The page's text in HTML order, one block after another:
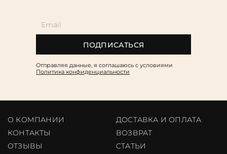
ПОДПИСАТЬСЯ
Отправляя данные, я соглашаюсь c условиями
Политика конфиденциальности
О КОМПАНИИ
ДОСТАВКА И ОПЛАТА
КОНТАКТЫ
ВОЗВРАТ
ОТЗЫВЫ
CТАТЬИ